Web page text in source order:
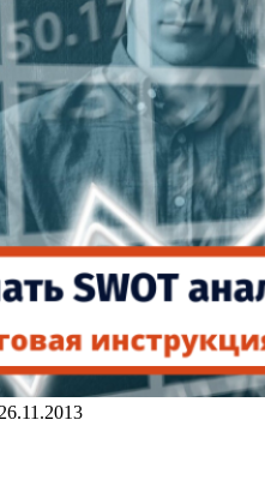
26.11.2013